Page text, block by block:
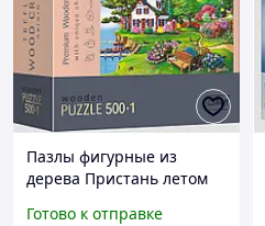
Пазлы фигурные из
дерева Пристань летом
Готово к отправке